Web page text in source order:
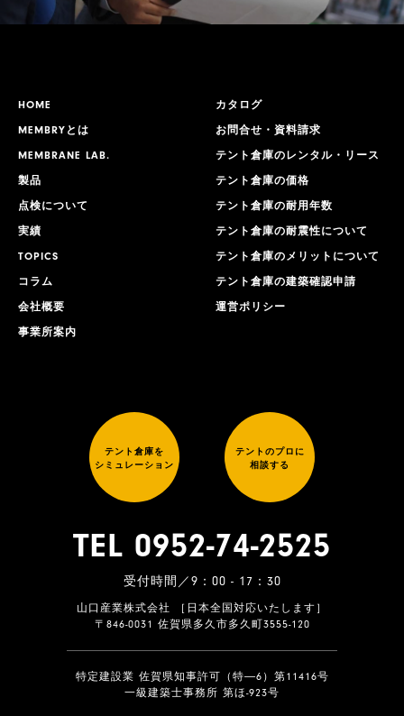
HOME
MEMBRYとは
MEMBRANE LAB.
製品
点検について
実績
TOPICS
コラム
会社概要
事業所案内
カタログ
お問合せ・資料請求
テント倉庫のレンタル・リース
テント倉庫の価格
テント倉庫の耐用年数
テント倉庫の耐震性について
テント倉庫のメリットについて
テント倉庫の建築確認申請
運営ポリシー
テント倉庫を
シミュレーション
テントのプロに
相談する
TEL 0952-74-2525
受付時間／9：00 - 17：30
山口産業株式会社 ［日本全国対応いたします］
〒846-0031 佐賀県多久市多久町3555-120
特定建設業 佐賀県知事許可（特―6）第11416号
一級建築士事務所 第ほ-923号